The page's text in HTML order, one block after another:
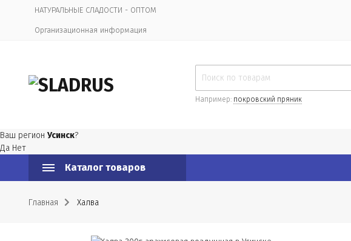
НАТУРАЛЬНЫЕ СЛАДОСТИ - ОПТОМ
Организационная информация
Например: покровский пряник
Ваш регион Усинск?
Да Нет
Каталог товаров
Главная Халва